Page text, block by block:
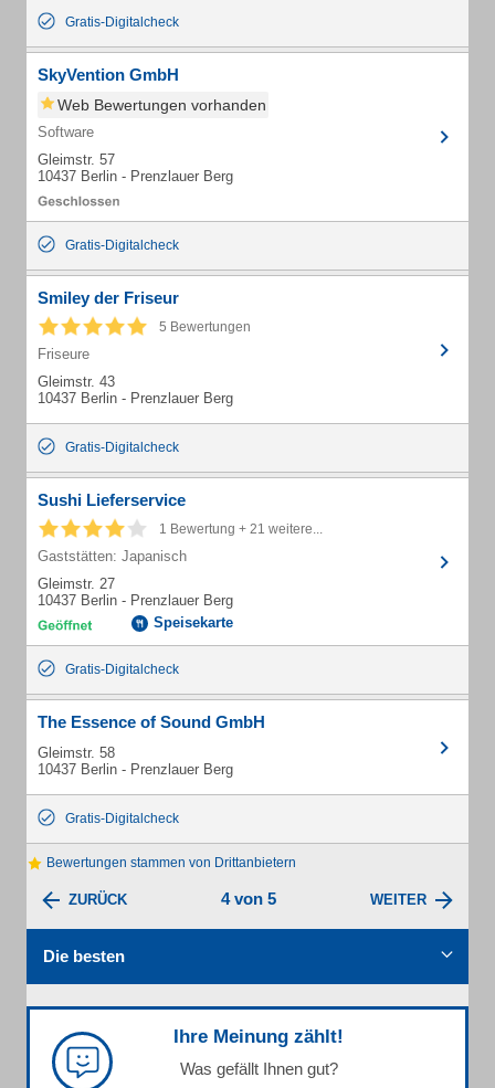
Gratis-Digitalcheck
SkyVention GmbH
Web Bewertungen vorhanden
Software
Gleimstr. 57
10437 Berlin - Prenzlauer Berg
Gratis-Digitalcheck
Smiley der Friseur
5 Bewertungen
Friseure
Gleimstr. 43
10437 Berlin - Prenzlauer Berg
Gratis-Digitalcheck
Sushi Lieferservice
1 Bewertung + 21 weitere...
Gaststätten: Japanisch
Gleimstr. 27
10437 Berlin - Prenzlauer Berg
Speisekarte
Gratis-Digitalcheck
The Essence of Sound GmbH
Gleimstr. 58
10437 Berlin - Prenzlauer Berg
Gratis-Digitalcheck
Bewertungen stammen von Drittanbietern
ZURÜCK 4 von 5 WEITER
Die besten
Ihre Meinung zählt!
Was gefällt Ihnen gut?